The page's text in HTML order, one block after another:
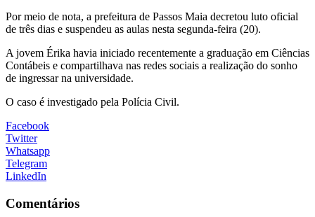
Por meio de nota, a prefeitura de Passos Maia decretou luto oficial
de três dias e suspendeu as aulas nesta segunda-feira (20).
A jovem Érika havia iniciado recentemente a graduação em Ciências
Contábeis e compartilhava nas redes sociais a realização do sonho
de ingressar na universidade.
O caso é investigado pela Polícia Civil.
Facebook
Twitter
Whatsapp
Telegram
LinkedIn
Comentários